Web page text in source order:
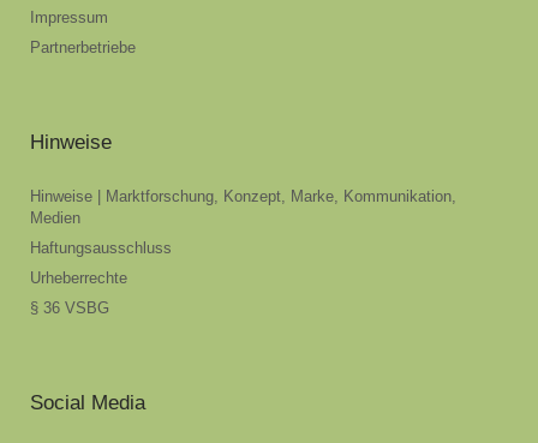
Impressum
Partnerbetriebe
Hinweise
Hinweise | Marktforschung, Konzept, Marke, Kommunikation,
Medien
Haftungsausschluss
Urheberrechte
§ 36 VSBG
Social Media